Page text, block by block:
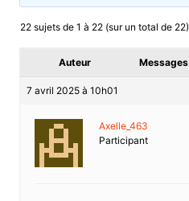
22 sujets de 1 à 22 (sur un total de 22)
Auteur Messages
7 avril 2025 à 10h01
Axelle_463
Participant